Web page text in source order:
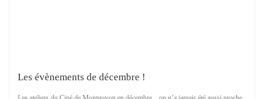
Les évènements de décembre !